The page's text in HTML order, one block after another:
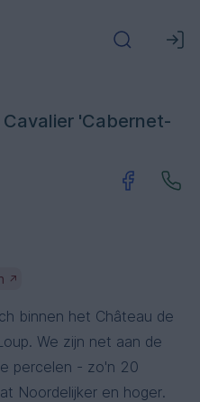
'Cabernet-
↗
binnen het Château de
We zijn net aan de
percelen - zo'n 20
Noordelijker en hoger.